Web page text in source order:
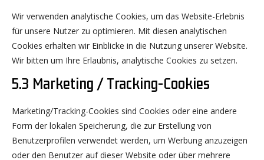
Wir verwenden analytische Cookies, um das Website-Erlebnis
für unsere Nutzer zu optimieren. Mit diesen analytischen
Cookies erhalten wir Einblicke in die Nutzung unserer Website.
Wir bitten um Ihre Erlaubnis, analytische Cookies zu setzen.
5.3 Marketing / Tracking-Cookies
Marketing/Tracking-Cookies sind Cookies oder eine andere
Form der lokalen Speicherung, die zur Erstellung von
Benutzerprofilen verwendet werden, um Werbung anzuzeigen
oder den Benutzer auf dieser Website oder über mehrere